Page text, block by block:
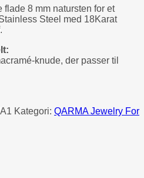
flade 8 mm natursten for et
Steel med 18Karat
knude, der passer til
Kategori: QARMA Jewelry For